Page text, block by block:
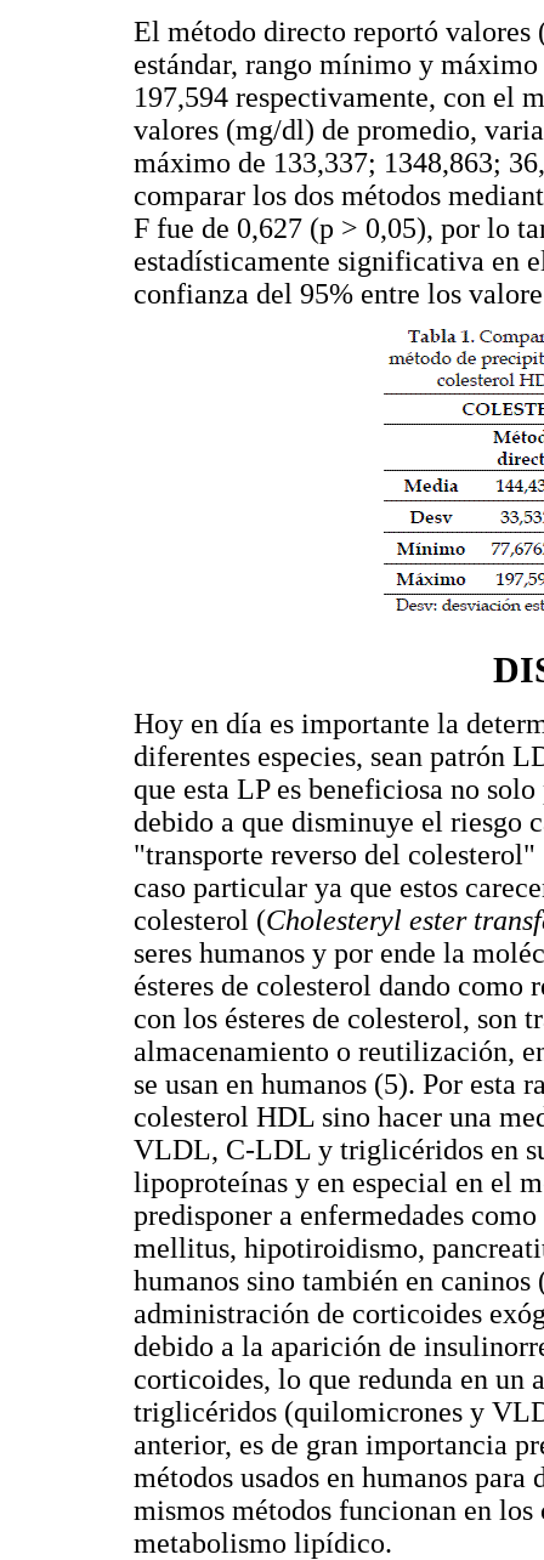
El método directo reportó
estándar, rango mínimo y
197,594 respectivamente, con el
valores (mg/dl) de promedio,
máximo de 133,337; 1348,863;
comparar los dos métodos
F fue de 0,627 (p > 0,05), por lo
estadísticamente significativa en
confianza del 95% entre los
Hoy en día es importante la
diferentes especies, sean patrón
que esta LP es beneficiosa no
debido a que disminuye el riesgo
"transporte reverso del
caso particular ya que estos
colesterol (Cholesteryl ester
seres humanos y por ende la
ésteres de colesterol dando
con los ésteres de colesterol, son
almacenamiento o reutilización,
se usan en humanos (5). Por esta
colesterol HDL sino hacer una
VLDL, C-LDL y triglicéridos en
lipoproteínas y en especial en el
predisponer a enfermedades
mellitus, hipotiroidismo,
humanos sino también en
administración de corticoides
debido a la aparición de
corticoides, lo que redunda en un
triglicéridos (quilomicrones y
anterior, es de gran importancia
métodos usados en humanos
mismos métodos funcionan en
metabolismo lipídico.